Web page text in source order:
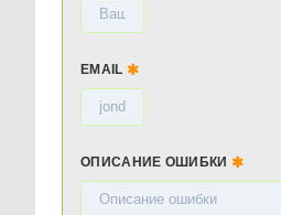
EMAIL
ОПИСАНИЕ ОШИБКИ